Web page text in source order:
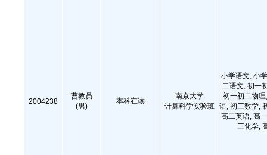
2004238
曹教员
(男)
本科在读
南京大学
计算科学实验班
小学语文, 小
二语文, 初一
初一初二物
语, 初三数学,
高二英语, 高
三化学,